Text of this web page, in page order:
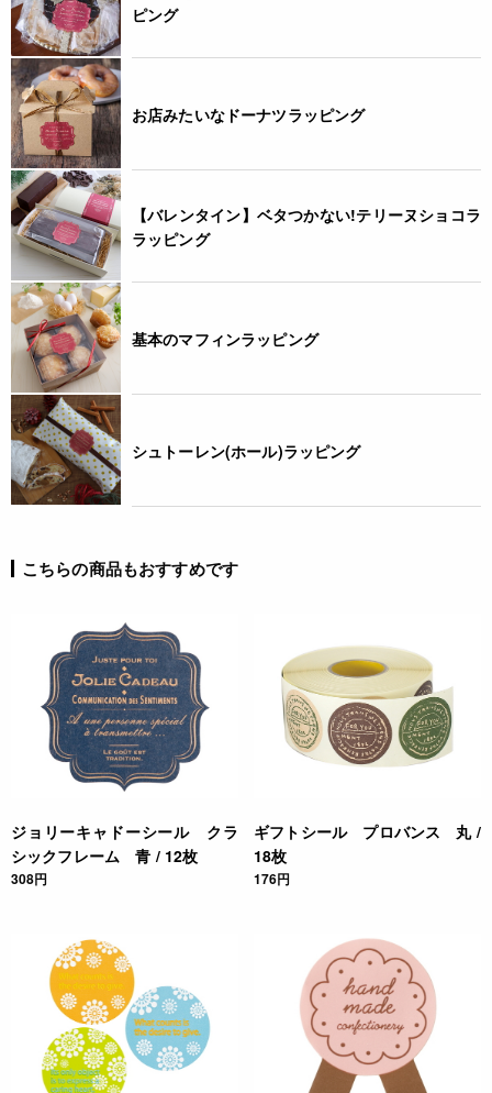
ピング
お店みたいなドーナツラッピング
【バレンタイン】ベタつかない!テリーヌショコラ
ラッピング
基本のマフィンラッピング
シュトーレン(ホール)ラッピング
こちらの商品もおすすめです
ジョリーキャドーシール クラ
シックフレーム 青 / 12枚
308円
ギフトシール プロバンス 丸 /
18枚
176円